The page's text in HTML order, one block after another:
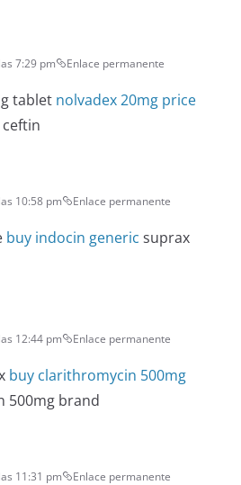
7:29 pm Enlace permanente
tablet nolvadex 20mg price
10:58 pm Enlace permanente
buy indocin generic suprax
12:44 pm Enlace permanente
buy clarithromycin 500mg
500mg brand
11:31 pm Enlace permanente